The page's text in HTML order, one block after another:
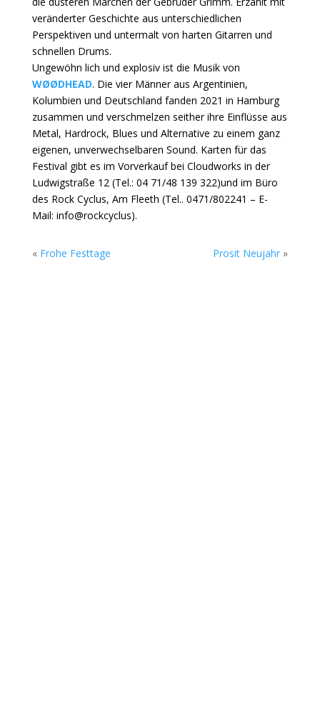
veränderter Geschichte aus unterschiedlichen
Perspektiven und untermalt von harten Gitarren und
schnellen Drums.
Ungewöhn lich und explosiv ist die Musik von
WØØDHEAD. Die vier Männer aus Argentinien,
Kolumbien und Deutschland fanden 2021 in Hamburg
zusammen und verschmelzen seither ihre Einflüsse aus
Metal, Hardrock, Blues und Alternative zu einem ganz
eigenen, unverwechselbaren Sound. Karten für das
Festival gibt es im Vorverkauf bei Cloudworks in der
Ludwigstraße 12 (Tel.: 04 71/48 139 322)und im Büro
des Rock Cyclus, Am Fleeth (Tel.. 0471/802241 – E-
Mail: info@rockcyclus).
« Frohe Festtage Prosit Neujahr »